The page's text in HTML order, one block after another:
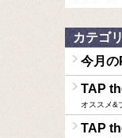
カテゴ
今月の
TAP
オススメ&
TAP